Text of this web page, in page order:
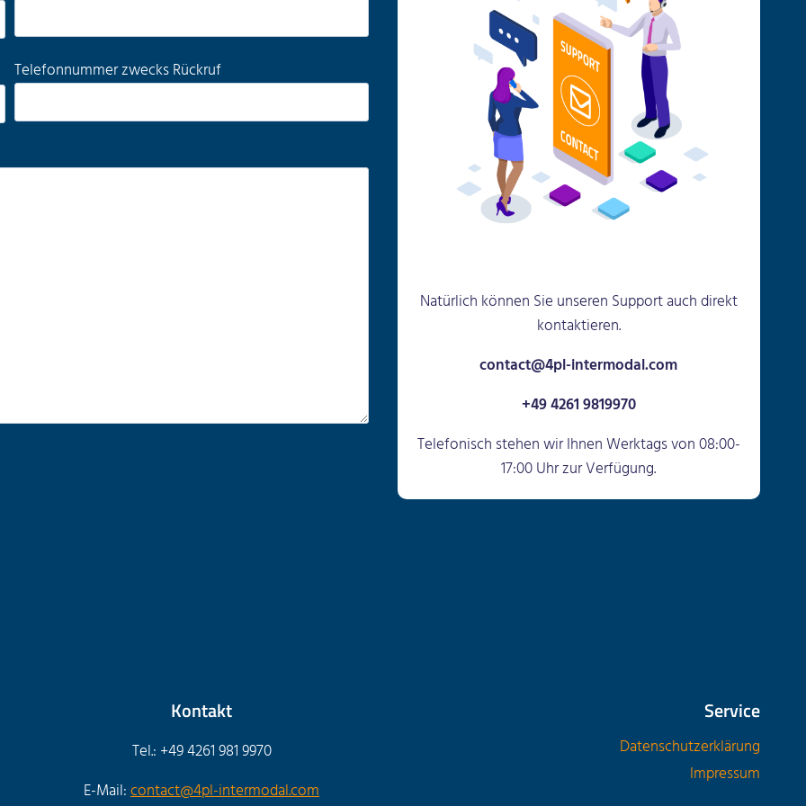
Telefonnummer zwecks Rückruf
Natürlich können Sie unseren Support auch direkt
kontaktieren.
contact@4pl-intermodal.com
+49 4261 9819970
Telefonisch stehen wir Ihnen Werktags von 08:00-
17:00 Uhr zur Verfügung.
Kontakt
Tel.: +49 4261 981 9970
E-Mail:contact@4pl-intermodal.com
Service
Datenschutzerklärung
Impressum